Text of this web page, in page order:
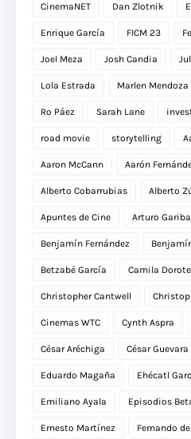
CinemaNET Dan Zlotnik
Enrique García FICM 23
Joel Meza Josh Candia
Lola Estrada Marlen Mendoza
Ro Páez Sarah Lane
road movie storytelling
Aaron McCann Aarón
Alberto Cobarrubias Alberto
Apuntes de Cine Arturo
Benjamín Fernández
Betzabé García Camila
Christopher Cantwell
Cinemas WTC Cynth Aspra
César Aréchiga César Guevara
Eduardo Magaña Ehécatl
Emiliano Ayala Episodios
Ernesto Martínez Fernando